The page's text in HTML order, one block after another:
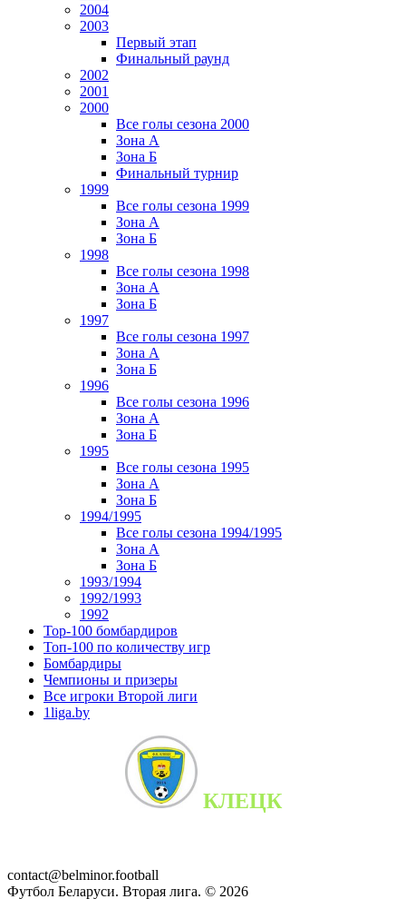
2004
2003
Первый этап
Финальный раунд
2002
2001
2000
Все голы сезона 2000
Зона А
Зона Б
Финальный турнир
1999
Все голы сезона 1999
Зона А
Зона Б
1998
Все голы сезона 1998
Зона А
Зона Б
1997
Все голы сезона 1997
Зона А
Зона Б
1996
Все голы сезона 1996
Зона А
Зона Б
1995
Все голы сезона 1995
Зона А
Зона Б
1994/1995
Все голы сезона 1994/1995
Зона А
Зона Б
1993/1994
1992/1993
1992
Top-100 бомбардиров
Топ-100 по количеству игр
Бомбардиры
Чемпионы и призеры
Все игроки Второй лиги
1liga.by
КЛЕЦК
contact@belminor.football
Футбол Беларуси. Вторая лига. © 2026